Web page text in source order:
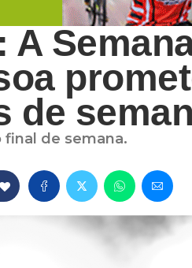
A
de
de semana.